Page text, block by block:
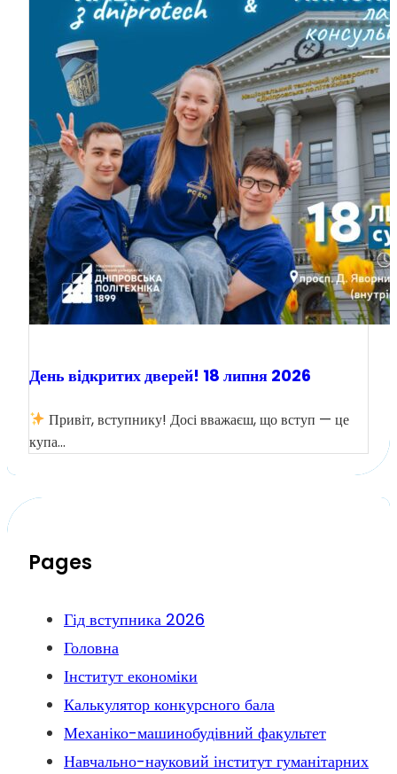
День відкритих дверей! 18 липня 2026
Привіт, вступнику! Досі вважаєш, що вступ — це
купа…
Pages
Гід вступника 2026
Головна
Інститут економіки
Калькулятор конкурсного бала
Механіко-машинобудівний факультет
Навчально-науковий інститут гуманітарних